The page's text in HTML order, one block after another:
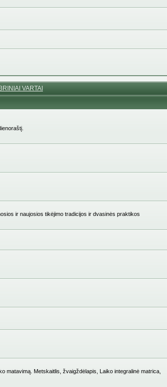
VARTAI
ir naujosios tikėjimo tradicijos ir dvasinės praktikos
matavimą. Metskaitlis, žvaigždėlapis, Laiko integralinė matrica,